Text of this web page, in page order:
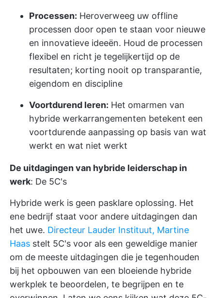
Processen: Heroverweeg uw offline
processen door open te staan voor nieuwe
en innovatieve ideeën. Houd de processen
flexibel en richt je tegelijkertijd op de
resultaten; korting nooit op transparantie,
eigendom en discipline
Voortdurend leren: Het omarmen van
hybride werkarrangementen betekent een
voortdurende aanpassing op basis van wat
werkt en wat niet werkt
De uitdagingen van hybride leiderschap in
werk: De 5C's
Hybride werk is geen pasklare oplossing. Het
ene bedrijf staat voor andere uitdagingen dan
het uwe. Directeur Lauder Instituut, Martine
Haas stelt 5C's voor als een geweldige manier
om de meeste uitdagingen die je tegenhouden
bij het opbouwen van een bloeiende hybride
werkplek te beoordelen, te begrijpen en te